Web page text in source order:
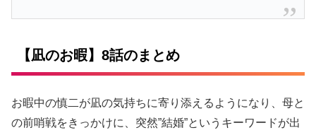
【凪のお暇】8話のまとめ
お暇中の慎二が凪の気持ちに寄り添えるようになり、母と
の前哨戦をきっかけに、突然”結婚”というキーワードが出